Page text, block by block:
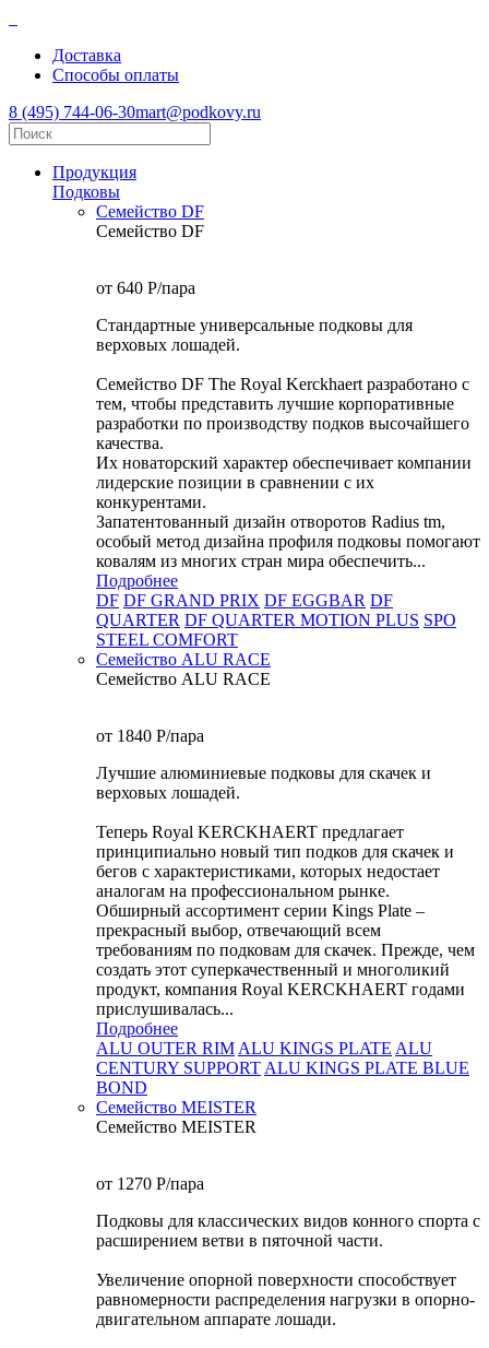
Доставка
Способы оплаты
8 (495) 744-06-30mart@podkovy.ru
Продукция
Подковы
Семейство DF
Семейство DF
от 640 P/пара
Стандартные универсальные подковы для
верховых лошадей.
Семейство DF The Royal Kerckhaert разработано с
тем, чтобы представить лучшие корпоративные
разработки по производству подков высочайшего
качества.
Их новаторский характер обеспечивает компании
лидерские позиции в сравнении с их
конкурентами.
Запатентованный дизайн отворотов Radius tm,
особый метод дизайна профиля подковы помогают
ковалям из многих стран мира обеспечить...
Подробнее
DF DF GRAND PRIX DF EGGBAR DF
QUARTER DF QUARTER MOTION PLUS SPO
STEEL COMFORT
Семейство ALU RACE
Семейство ALU RACE
от 1840 P/пара
Лучшие алюминиевые подковы для скачек и
верховых лошадей.
Теперь Royal KERCKHAERT предлагает
принципиально новый тип подков для скачек и
бегов с характеристиками, которых недостает
аналогам на профессиональном рынке.
Обширный ассортимент серии Kings Plate –
прекрасный выбор, отвечающий всем
требованиям по подковам для скачек. Прежде, чем
создать этот суперкачественный и многоликий
продукт, компания Royal KERCKHAERT годами
прислушивалась...
Подробнее
ALU OUTER RIM ALU KINGS PLATE ALU
CENTURY SUPPORT ALU KINGS PLATE BLUE
BOND
Семейство МEISTER
Семейство МEISTER
от 1270 P/пара
Подковы для классических видов конного спорта с
расширением ветви в пяточной части.
Увеличение опорной поверхности способствует
равномерности распределения нагрузки в опорно-
двигательном аппарате лошади.